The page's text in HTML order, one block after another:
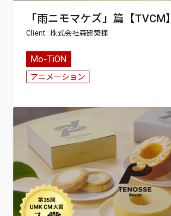
「雨ニモマケズ」篇【TVCM】
株式会社森建築
Mo-TiON
アニメーション